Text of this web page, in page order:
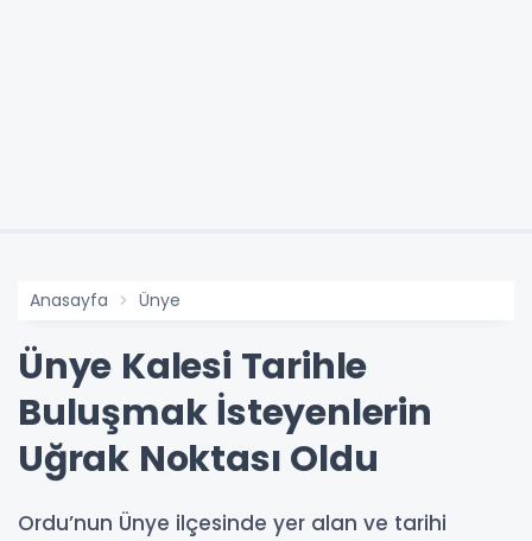
Anasayfa Ünye
Ünye Kalesi Tarihle
Buluşmak İsteyenlerin
Uğrak Noktası Oldu
Ordu’nun Ünye ilçesinde yer alan ve tarihi